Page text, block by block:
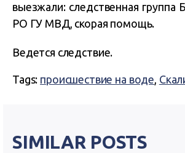
выезжали: следственная группа
РО ГУ МВД, скорая помощь.
Ведется следствие.
Tags: происшествие на воде,
SIMILAR POSTS